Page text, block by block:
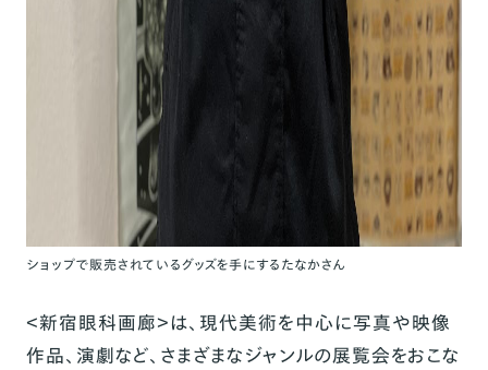
ショップで販売されているグッズを手にするたなかさん
＜新宿眼科画廊＞は、現代美術を中心に写真や映像
作品、演劇など、さまざまなジャンルの展覧会をおこな